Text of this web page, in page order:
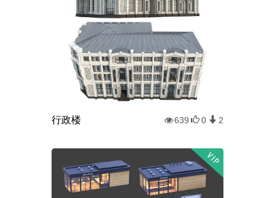
行政楼 639 0 2